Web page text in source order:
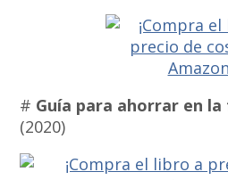
# Guía para ahorrar en
(2020)